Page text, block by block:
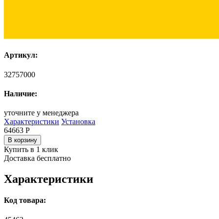
Артикул:
32757000
Наличие:
уточните у менеджера
Характеристики Установка
64663 Р
В корзину
Купить в 1 клик
Доставка бесплатно
Характеристики
Код товара: